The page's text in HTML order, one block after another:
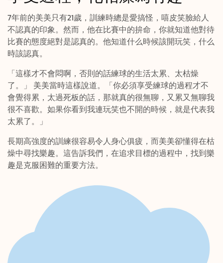
7年前的美美只有21歲，訓練時總是愛搞怪，嘻皮笑臉給人
不認真的印象。然而，他在比賽中的拚命，你就知道他對待
比賽的態度絕對是認真的。他知道什么時候該開玩笑，什么
時該認真。
「這樣才不會悶啊，否則的話練球的生活太累、太枯燥
了。」 美美當時這樣說道。「你必須享受練球的過程才不
會覺得累，太過死板的話，那就真的很無聊，又累又無聊我
很不喜歡。如果你看到我連玩笑也不開的時候，就是代表我
太累了。」
長期高強度的訓練很容易令人身心俱疲，而美美卻懂得在枯
燥中尋找樂趣。這告訴我們，在追求目標的過程中，找到樂
趣是克服困難的重要方法。